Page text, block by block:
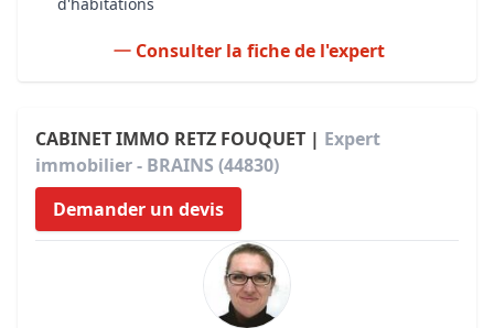
Consulter la fiche de l'expert
CABINET IMMO RETZ FOUQUET | Expert
immobilier - BRAINS (44830)
Demander un devis